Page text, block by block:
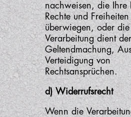
nachweisen, die Ihre
Rechte und Freiheiten
überwiegen, oder die
Verarbeitung dient der
Geltendmachung,
Verteidigung von
Rechtsansprüchen.
d) Widerrufsrecht
Wenn die